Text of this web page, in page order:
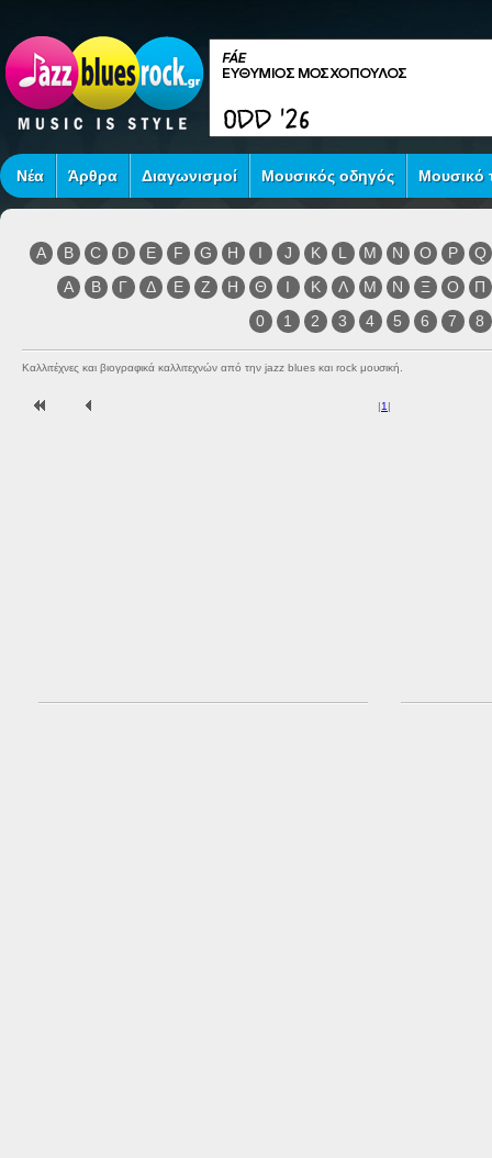
Νέα Άρθρα Διαγωνισμοί Μουσικός οδηγός Μουσικό
A B C D E F G H I J K L M N O P
Q
Α
Β Γ Δ Ε Ζ Η Θ Ι Κ Λ Μ Ν Ξ Ο
Π
0
1 2 3 4 5 6 7 8
Καλλιτέχνες και βιογραφικά καλλιτεχνών από την jazz blues και rock μουσική.
|1 |